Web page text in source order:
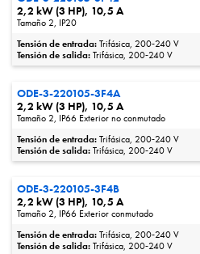
2,2 kW (3 HP), 10,5 A
Tamaño 2, IP20
Tensión de entrada:Trifásica, 200‑240 V
Tensión de salida:Trifásica, 200‑240 V
ODE-3-220105-3F4A
2,2 kW (3 HP), 10,5 A
Tamaño 2, IP66 Exterior no conmutado
Tensión de entrada:Trifásica, 200‑240 V
Tensión de salida:Trifásica, 200‑240 V
ODE-3-220105-3F4B
2,2 kW (3 HP), 10,5 A
Tamaño 2, IP66 Exterior conmutado
Tensión de entrada:Trifásica, 200‑240 V
Tensión de salida:Trifásica, 200‑240 V